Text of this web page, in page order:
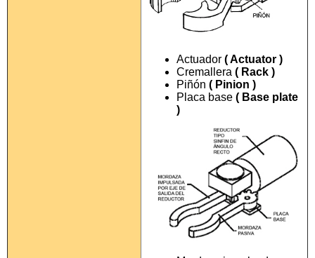
Actuador ( Actuator )
Cremallera ( Rack )
Piñón ( Pinion )
Placa base ( Base plate
)